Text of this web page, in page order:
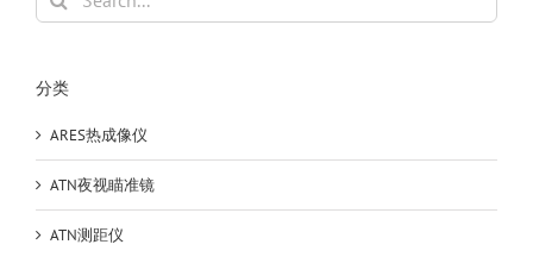
for:
分类
ARES热成像仪
ATN夜视瞄准镜
ATN测距仪